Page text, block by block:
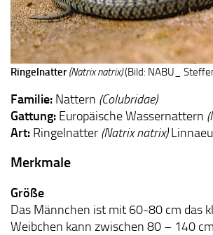
Ringelnatter (Natrix natrix)(Bild: NABU_
Familie: Nattern (Colubridae)
Gattung: Europäische Wassernattern
Art: Ringelnatter (Natrix natrix)
Merkmale
Größe
Das Männchen ist mit 60-80 cm das
Weibchen kann zwischen 80 – 140